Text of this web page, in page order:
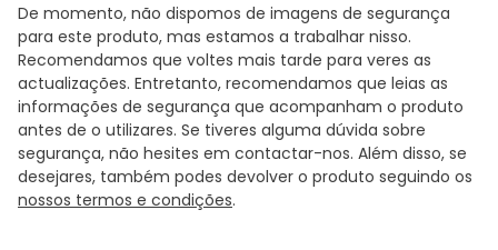
De momento, não dispomos de imagens de segurança
para este produto, mas estamos a trabalhar nisso.
Recomendamos que voltes mais tarde para veres as
actualizações. Entretanto, recomendamos que leias as
informações de segurança que acompanham o produto
antes de o utilizares. Se tiveres alguma dúvida sobre
segurança, não hesites em contactar-nos. Além disso, se
desejares, também podes devolver o produto seguindo os
nossos termos e condições.